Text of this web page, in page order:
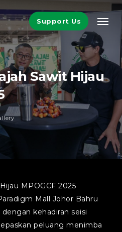
Support Us
Sawit Hijau
MPOGCF 2025
Mall Johor Bahru
kehadiran seisi
peluang menimba